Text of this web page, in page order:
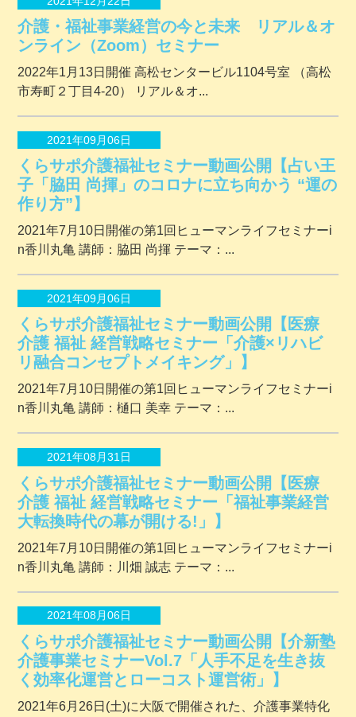
介護・福祉事業経営の今と未来 リアル＆オ
ンライン（Zoom）セミナー
2022年1月13日開催 ⾼松センタービル1104号室 （⾼松
市寿町２丁⽬4-20） リアル＆オ...
2021年09月06日
くらサポ介護福祉セミナー動画公開【占い王
子「脇田 尚揮」のコロナに立ち向かう “運の
作り方”】
2021年7月10日開催の第1回ヒューマンライフセミナーi
n香川丸亀 講師：脇田 尚揮 テーマ：...
2021年09月06日
くらサポ介護福祉セミナー動画公開【医療
介護 福祉 経営戦略セミナー「介護×リハビ
リ融合コンセプトメイキング」】
2021年7月10日開催の第1回ヒューマンライフセミナーi
n香川丸亀 講師：樋口 美幸 テーマ：...
2021年08月31日
くらサポ介護福祉セミナー動画公開【医療
介護 福祉 経営戦略セミナー「福祉事業経営
大転換時代の幕が開ける!」】
2021年7月10日開催の第1回ヒューマンライフセミナーi
n香川丸亀 講師：川畑 誠志 テーマ：...
2021年08月06日
くらサポ介護福祉セミナー動画公開【介新塾
介護事業セミナーVol.7「人手不足を生き抜
く効率化運営とローコスト運営術」】
2021年6月26日(土)に大阪で開催された、介護事業特化